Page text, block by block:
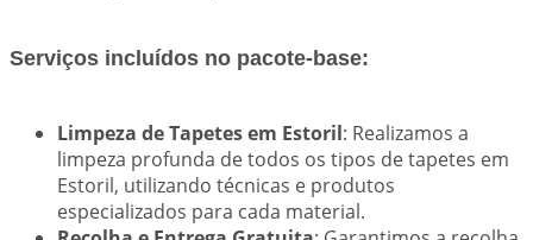
Serviços incluídos no pacote-base:
Limpeza de Tapetes em Estoril: Realizamos a
limpeza profunda de todos os tipos de tapetes em
Estoril, utilizando técnicas e produtos
especializados para cada material.